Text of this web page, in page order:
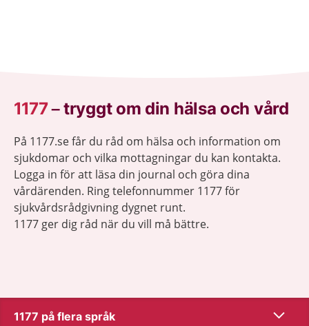
1177–tryggt om din hälsa och vård
På 1177.se får du råd om hälsa och information om
sjukdomar och vilka mottagningar du kan kontakta.
Logga in för att läsa din journal och göra dina
vårdärenden. Ring telefonnummer 1177 för
sjukvårdsrådgivning dygnet runt.
1177 ger dig råd när du vill må bättre.
1177 på flera språk Visa